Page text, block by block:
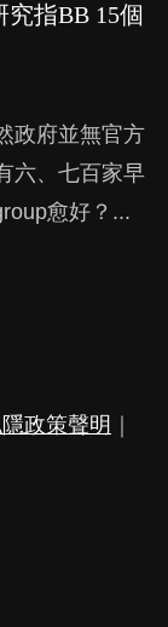
指BB 15個
政府並無官方
六、七百家早
愈好？...
習取代獎勵
程，學生以遊
顯比其他小朋
殺，或傷害小
往往難以察
媽媽的壓
竟全職好，還
特狀況和考慮
女其實都各
還是放手？
來一刀切阻止
心發展？...
政策聲明 ｜